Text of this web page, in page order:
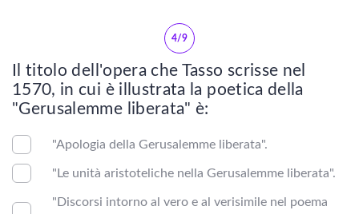
Letteratura mitteleuropea
Letteratura greca
4/9
Il titolo dell'opera che Tasso scrisse nel
1570, in cui è illustrata la poetica della
"Gerusalemme liberata" è:
"Apologia della Gerusalemme liberata".
"Le unità aristoteliche nella Gerusalemme liberata".
"Discorsi intorno al vero e al verisimile nel poema